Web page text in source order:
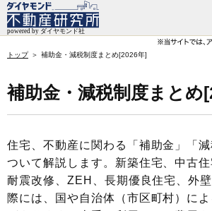
トップ 補助金・減税制度まとめ[2026年]
補助金・減税制度まとめ
住宅、不動産に関わる「補助金」「
ついて解説します。新築住宅、中古住
耐震改修、ZEH、長期優良住宅、外
際には、国や自治体（市区町村）に